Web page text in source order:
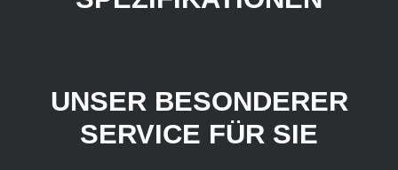
UNSER BESONDERER
SERVICE FÜR SIE